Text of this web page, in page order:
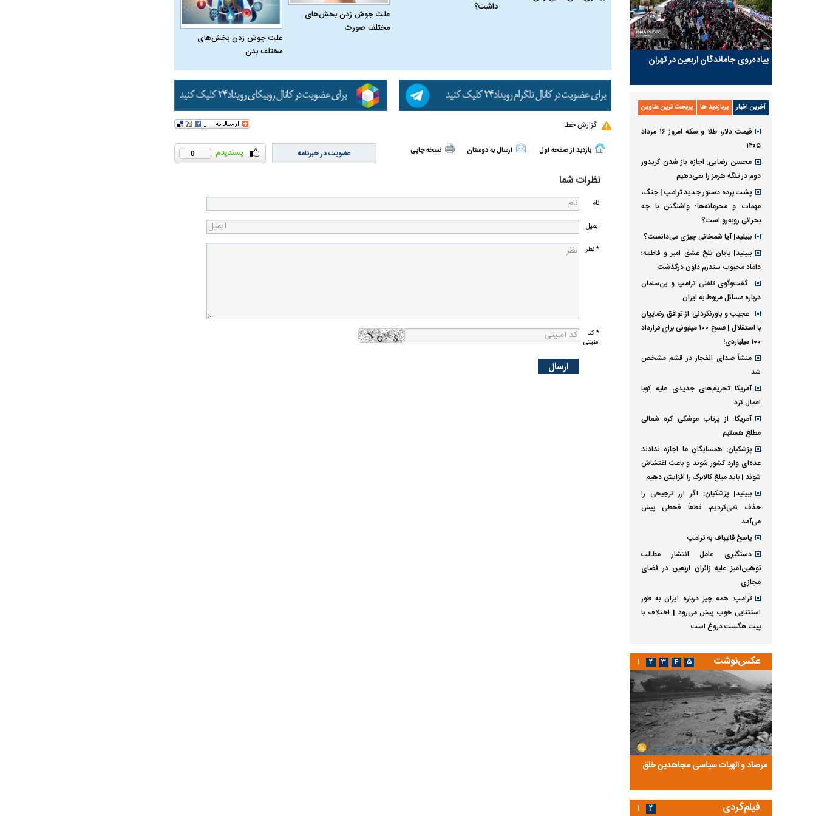
داشت؟
علت جوش زدن بخش‌های
مختلف صورت
علت جوش زدن بخش‌های
مختلف بدن
گزارش خطا
بازدید از صفحه اول ارسال به دوستان نسخه چاپی 0 عضویت در خبرنامه
نظرات شما
نام
ایمیل
* نظر
* کد
امنیتی
پیاده‌روی جاماندگان اربعین در تهران
آخرین اخبار پربازدید ها پربحث ترین عناوین
قیمت دلار، طلا و سکه امروز ۱۶ مرداد
۱۴۰۵
محسن رضایی: اجازه باز شدن کریدور
دوم در تنگه هرمز را نمی‌دهیم
پشت پرده دستور جدید ترامپ | جنگ،
مهمات و محرمانه‌ها؛ واشنگتن با چه
بحرانی روبه‌رو است؟
ببینید| آیا شمخانی چیزی می‌دانست؟
ببینید| پایان تلخ عشق امیر و فاطمه؛
داماد محبوب سندرم داون درگذشت
گفت‌وگوی تلفنی ترامپ و بن‌سلمان
درباره مسائل مربوط به ایران
عجیب و باورنکردنی از توافق رضاییان
با استقلال | فسخ ۱۰۰ میلیونی برای قرارداد
۱۰۰ میلیاردی!
منشأ صدای انفجار در قشم مشخص
شد
آمریکا تحریم‌های جدیدی علیه کوبا
اعمال کرد
آمریکا: از پرتاب موشکی کره شمالی
مطلع هستیم
پزشکیان: همسایگان ما اجازه ندادند
عده‌ای وارد کشور شوند و باعث اغتشاش
شوند | باید مبلغ کالابرگ را افزایش دهیم
ببینید| پزشکیان: اگر ارز ترجیحی را
حذف نمی‌کردیم، قطعاً قحطی پیش
می‌آمد
پاسخ قالیباف به ترامپ
دستگیری عامل انتشار مطالب
توهین‌آمیز علیه زائران اربعین در فضای
مجازی
ترامپ: همه چیز درباره ایران به طور
استثنایی خوب پیش می‌رود | اختلاف با
پیت هگست دروغ است
عکس‌نوشت
مرصاد و الهیات سیاسی مجاهدین خلق
۱ ۲ ۳ ۴ ۵
فیلم‌گردی ۱ ۲